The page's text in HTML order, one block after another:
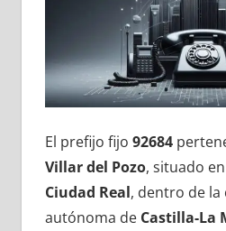
El prefijo fijo 92684
Villar del Pozo, situado
Ciudad Real, dentro dе
autónoma dе Castilla-La